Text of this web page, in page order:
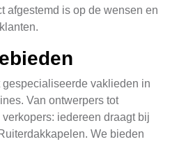
afgestemd is op de wensen en
gespecialiseerde vaklieden in
Van ontwerpers tot
iedereen draagt bij
We bieden